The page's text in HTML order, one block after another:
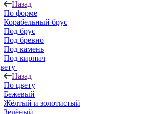
Назад
По форме
Корабельный брус
Под брус
Под бревно
Под камень
Под кирпич
Назад
По цвету
Бежевый
Жёлтый и золотистый
Зелёный